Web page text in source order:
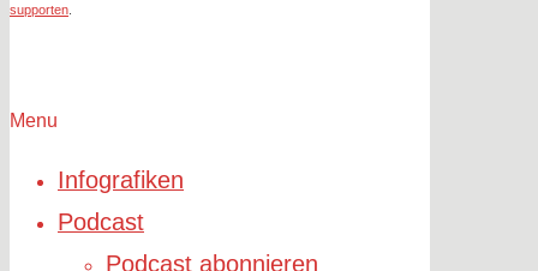
supporten
Menu
Infografiken
Podcast
Podcast abonnieren